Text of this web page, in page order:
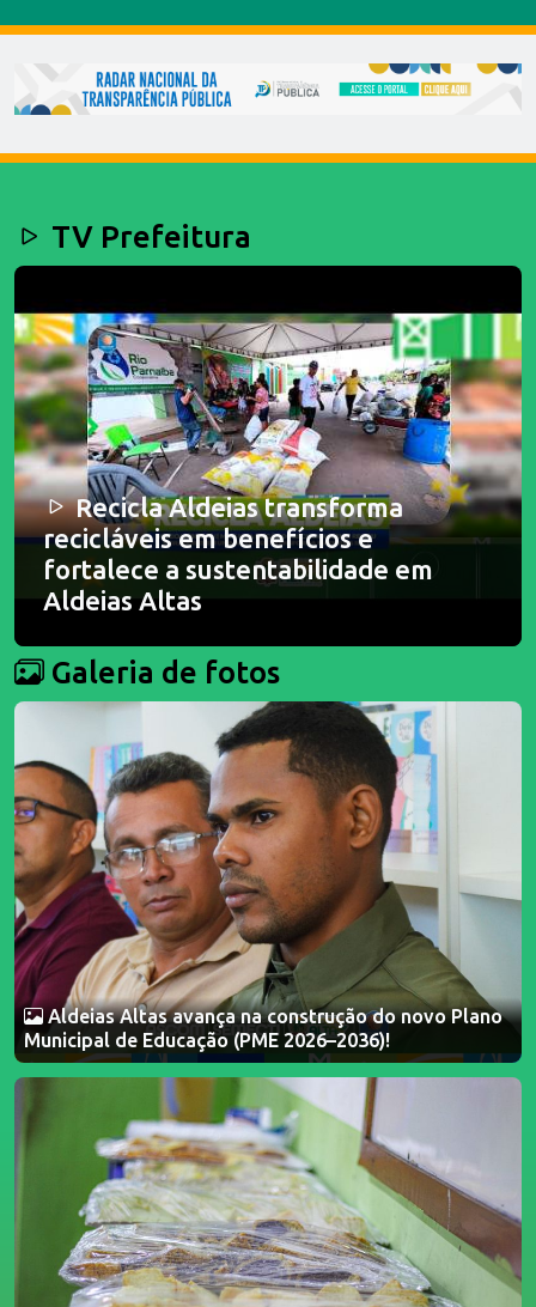
TV Prefeitura
Recicla Aldeias transforma
recicláveis em benefícios e
fortalece a sustentabilidade em
Aldeias Altas
Galeria de fotos
Aldeias Altas avança na construção do novo Plano
Municipal de Educação (PME 2026–2036)!